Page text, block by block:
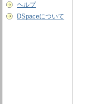
ヘルプ
DSpaceについて